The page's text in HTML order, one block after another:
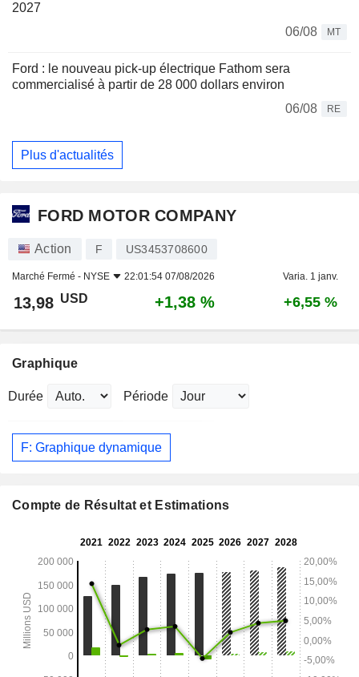
2027
06/08
MT
Ford : le nouveau pick-up électrique Fathom sera
commercialisé à partir de 28 000 dollars environ
06/08
RE
Plus d'actualités
FORD MOTOR COMPANY
Action F US3453708600
Marché Fermé - NYSE 22:01:54 07/08/2026 Varia. 1 janv.
13,98 USD +1,38 % +6,55 %
Graphique
Durée Période
F: Graphique dynamique
Compte de Résultat et Estimations